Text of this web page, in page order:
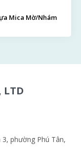
Mica Mờ/Nhám
LTD
phường Phú Tân,